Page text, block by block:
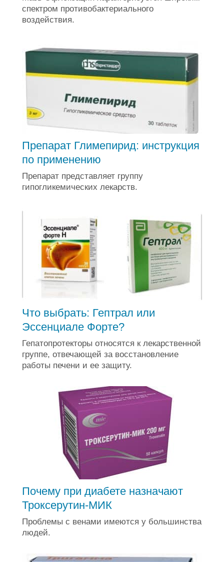
спектром противобактериального
воздействия.
Препарат Глимепирид: инструкция
по применению
Препарат представляет группу
гипогликемических лекарств.
Что выбрать: Гептрал или
Эссенциале Форте?
Гепатопротекторы относятся к лекарственной
группе, отвечающей за восстановление
работы печени и ее защиту.
Почему при диабете назначают
Троксерутин-МИК
Проблемы с венами имеются у большинства
людей.